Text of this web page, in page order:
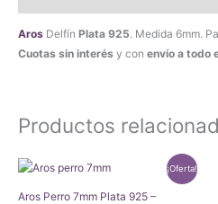
Aros Delfín Plata 925. Medida 6mm.
Cuotas sin interés y con envío a todo
Productos
¡Oferta!
Aros Perro 7mm Plata 925 –